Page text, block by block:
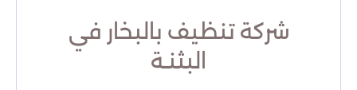
شركة تنظيف بالبخار في
البثنـة